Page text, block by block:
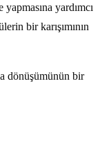
yardımcı
bir karışımının
dönüşümünün bir